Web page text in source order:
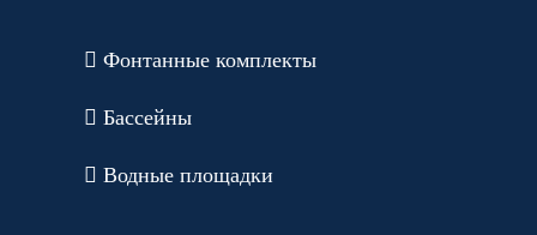
Фонтанные комплекты
Бассейны
Водные площадки